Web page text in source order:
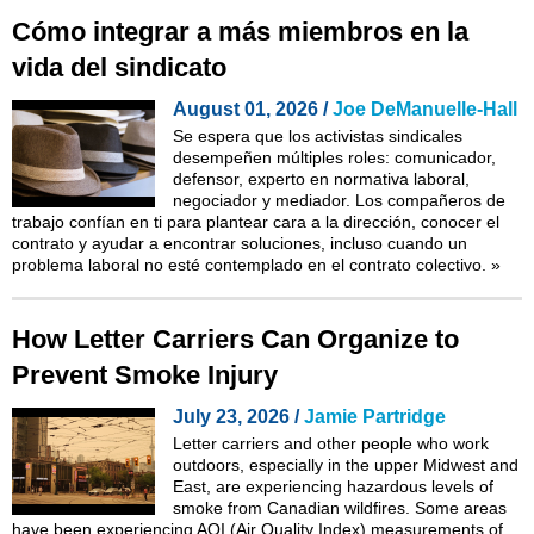
Cómo integrar a más miembros en la
vida del sindicato
August 01, 2026 /Joe DeManuelle-Hall
Se espera que los activistas sindicales
desempeñen múltiples roles: comunicador,
defensor, experto en normativa laboral,
negociador y mediador. Los compañeros de
trabajo confían en ti para plantear cara a la dirección, conocer el
contrato y ayudar a encontrar soluciones, incluso cuando un
problema laboral no esté contemplado en el contrato colectivo. »
How Letter Carriers Can Organize to
Prevent Smoke Injury
July 23, 2026 /Jamie Partridge
Letter carriers and other people who work
outdoors, especially in the upper Midwest and
East, are experiencing hazardous levels of
smoke from Canadian wildfires. Some areas
have been experiencing AQI (Air Quality Index) measurements of